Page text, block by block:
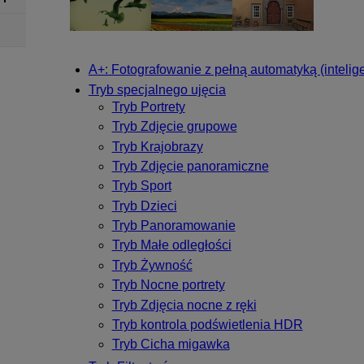
A+: Fotografowanie z pełną automatyką
Tryb specjalnego ujęcia
Tryb Portrety
Tryb Zdjęcie grupowe
Tryb Krajobrazy
Tryb Zdjęcie panoramiczne
Tryb Sport
Tryb Dzieci
Tryb Panoramowanie
Tryb Małe odległości
Tryb Żywność
Tryb Nocne portrety
Tryb Zdjęcia nocne z ręki
Tryb kontrola podświetlenia HDR
Tryb Cicha migawka